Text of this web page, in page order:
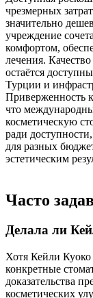
чрезмерных
значительно
учреждение
комфортом,
лечения.
остаётся
Турции и
Приверженность
что
косметическую
ради
для разных
эстетическим
Часто
Делала ли
Хотя Кейли Куоко
конкретные
доказательства
косметических